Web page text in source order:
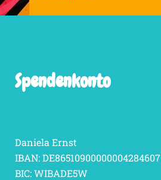
Spendenkonto
Daniela Ernst
IBAN: DE86510900000004284607
BIC: WIBADE5W